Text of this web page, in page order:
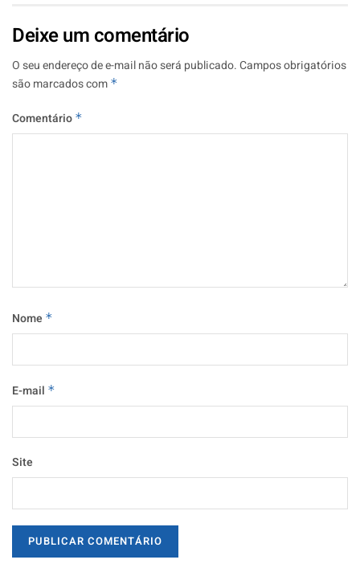
Deixe um comentário
O seu endereço de e-mail não será publicado.Campos obrigatórios
são marcados com *
Comentário *
Nome *
E-mail *
Site